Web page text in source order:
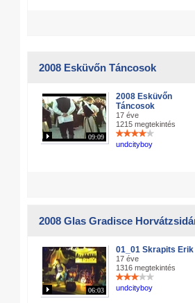
2008 Esküvőn Táncosok
09:09
2008 Esküvőn
Táncosok
17 éve
1215 megtekintés
undcityboy
2008 Glas Gradisce
06:03
01_01 Skrapits Erik
17 éve
1316 megtekintés
undcityboy